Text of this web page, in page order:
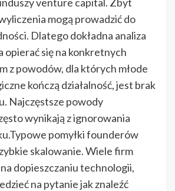
mogą prowadzić do
Dlatego dokładna analiza
opierać się na konkretnych
z powodów, dla których młode
kończą działalność, jest brak
Najczęstsze powody
wynikają z ignorowania
pomyłki founderów
skalowanie. Wiele firm
dopieszczaniu technologii,
na pytanie jak znaleźć